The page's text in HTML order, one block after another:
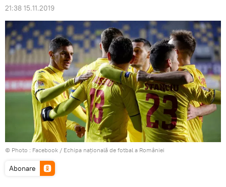
21:38 15.11.2019
© Photo : Facebook / Echipa națională de fotbal a României
Abonare